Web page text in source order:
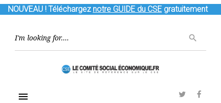
NOUVEAU ! Téléchargez notre GUIDE du CSE gratuitement
f
search
menu